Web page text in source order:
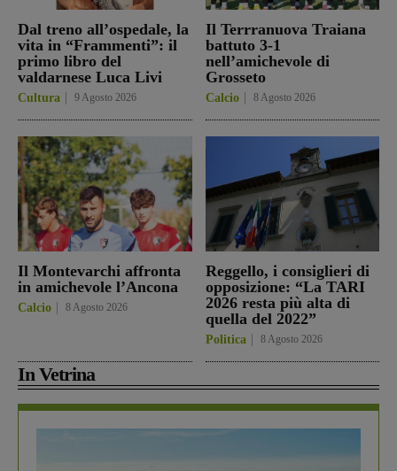
Dal treno all’ospedale, la
vita in “Frammenti”: il
primo libro del
valdarnese Luca Livi
Cultura 9 Agosto 2026
Il Terrranuova Traiana
battuto 3-1
nell’amichevole di
Grosseto
Calcio 8 Agosto 2026
Il Montevarchi affronta
in amichevole l’Ancona
Calcio 8 Agosto 2026
Reggello, i consiglieri di
opposizione: “La TARI
2026 resta più alta di
quella del 2022”
Politica 8 Agosto 2026
In Vetrina